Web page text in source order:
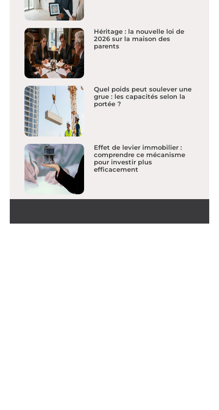
Héritage : la nouvelle loi de
2026 sur la maison des
parents
Quel poids peut soulever une
grue : les capacités selon la
portée ?
Effet de levier immobilier :
comprendre ce mécanisme
pour investir plus
efficacement